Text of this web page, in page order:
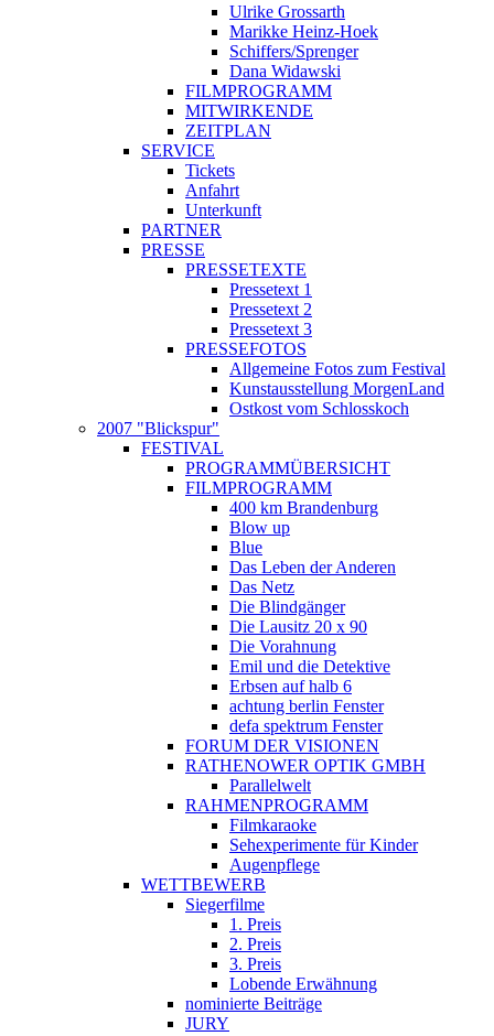
Ulrike Grossarth
Marikke Heinz-Hoek
Schiffers/Sprenger
Dana Widawski
FILMPROGRAMM
MITWIRKENDE
ZEITPLAN
SERVICE
Tickets
Anfahrt
Unterkunft
PARTNER
PRESSE
PRESSETEXTE
Pressetext 1
Pressetext 2
Pressetext 3
PRESSEFOTOS
Allgemeine Fotos zum Festival
Kunstausstellung MorgenLand
Ostkost vom Schlosskoch
2007 "Blickspur"
FESTIVAL
PROGRAMMÜBERSICHT
FILMPROGRAMM
400 km Brandenburg
Blow up
Blue
Das Leben der Anderen
Das Netz
Die Blindgänger
Die Lausitz 20 x 90
Die Vorahnung
Emil und die Detektive
Erbsen auf halb 6
achtung berlin Fenster
defa spektrum Fenster
FORUM DER VISIONEN
RATHENOWER OPTIK GMBH
Parallelwelt
RAHMENPROGRAMM
Filmkaraoke
Sehexperimente für Kinder
Augenpflege
WETTBEWERB
Siegerfilme
1. Preis
2. Preis
3. Preis
Lobende Erwähnung
nominierte Beiträge
JURY